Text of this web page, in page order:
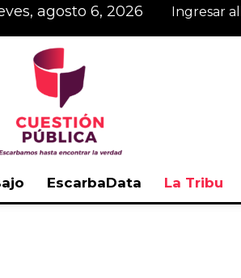
agosto 6, 2026 Ingresar
EscarbaData La Tribu